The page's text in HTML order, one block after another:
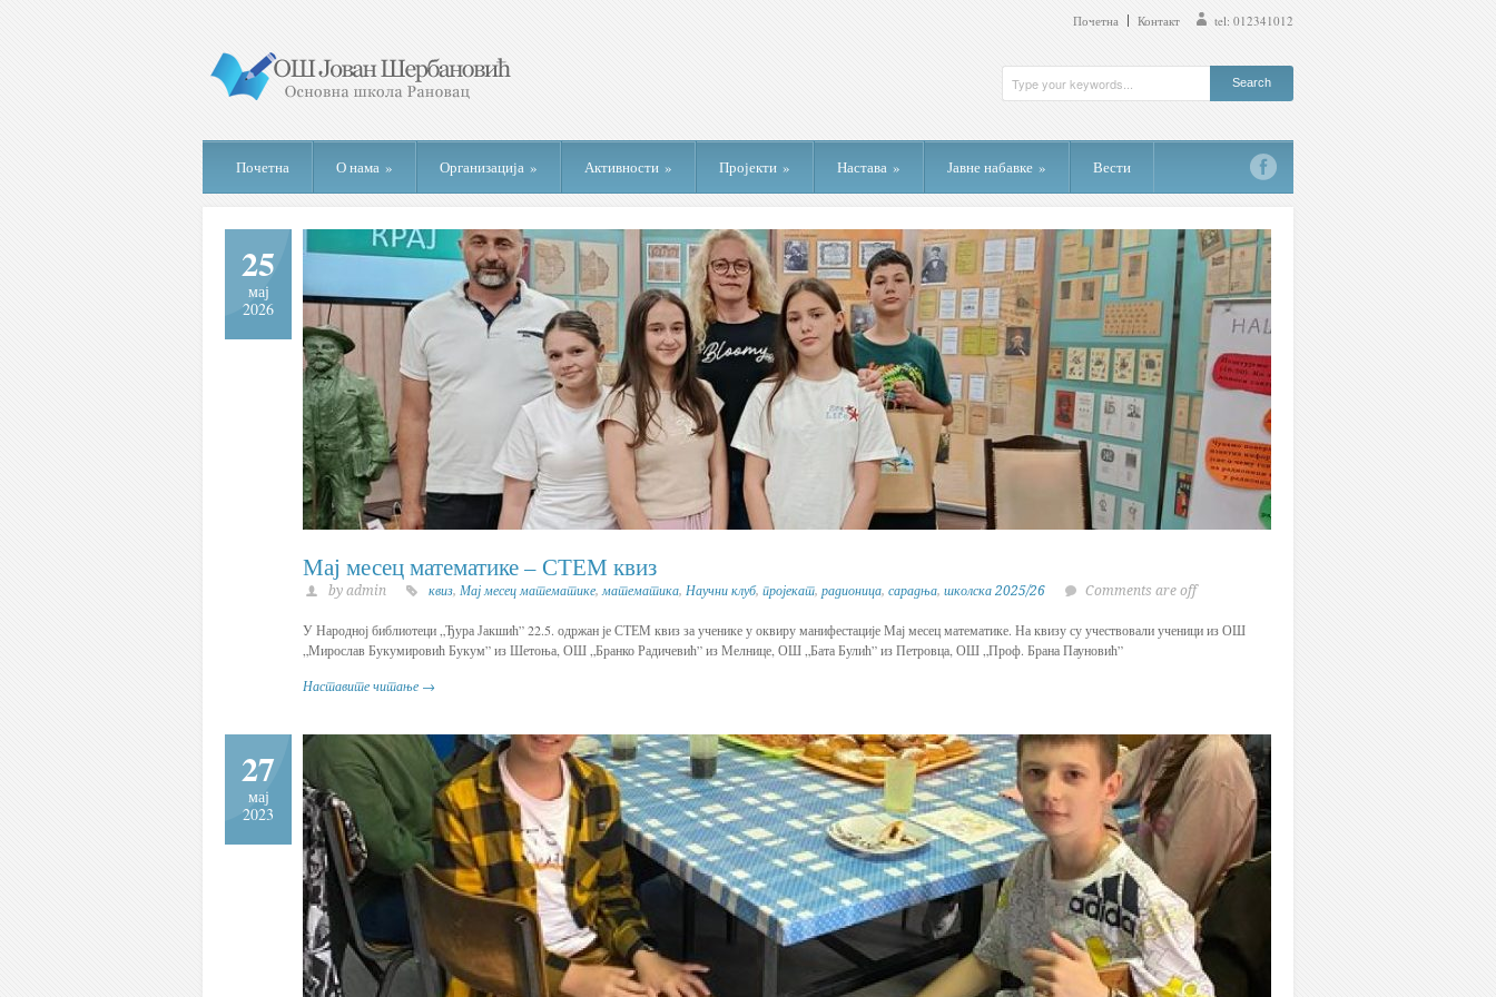
tel: 012341012
Почетна Контакт
Почетна О нама » Организација » Активности » Пројекти » Настава » Јавне набавке » Вести
25
мај
2026
Мај месец математике – СТЕМ квиз
by admin квиз, Мај месец математике,математика, Научни клуб, пројекат, радионица, сарадња, школска 2025/26 Comments are off
У Народној библиотеци „Ђура Јакшић” 22.5. одржан је СТЕМ квиз за ученике у оквиру манифестације Мај месец математике. На квизу су учествовали ученици из ОШ
„Мирослав Букумировић Букум” из Шетоња, ОШ „Бранко Радичевић” из Мелнице, ОШ „Бата Булић” из Петровца, ОШ „Проф. Брана Пауновић”
Наставите читање →
27
мај
2023